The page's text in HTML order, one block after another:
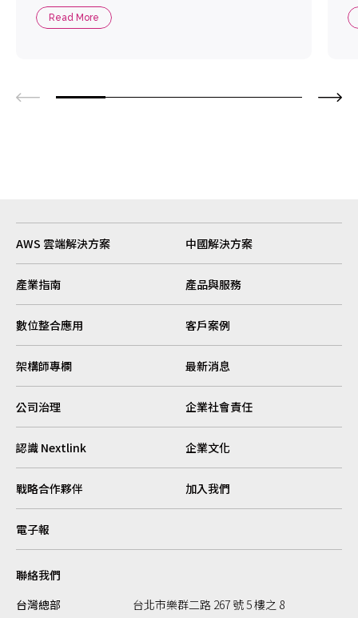
Read More
AWS 雲端解決方案 中國解決方案
產業指南 產品與服務
數位整合應用 客戶案例
架構師專欄 最新消息
公司治理 企業社會責任
認識 Nextlink 企業文化
戰略合作夥伴 加入我們
電子報
聯絡我們
台灣總部
台北市樂群二路 267 號 5 樓之 8